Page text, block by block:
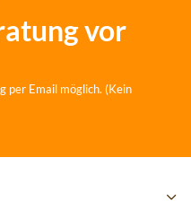
vor
per Email möglich. (Kein